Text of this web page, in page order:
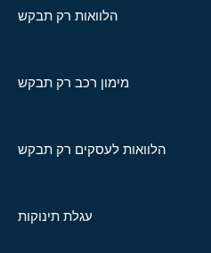
הלוואות רק תבקש
מימון רכב רק תבקש
הלוואות לעסקים רק תבקש
עגלת תינוקות